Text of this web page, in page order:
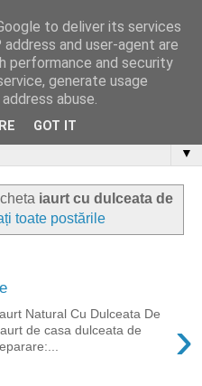
▼
iaurt cu dulceata de
toate postările
›
Natural Cu Dulceata De
de casa dulceata de
to deliver its services
and user-agent are
performance and security
generate usage
abuse.
GOT IT